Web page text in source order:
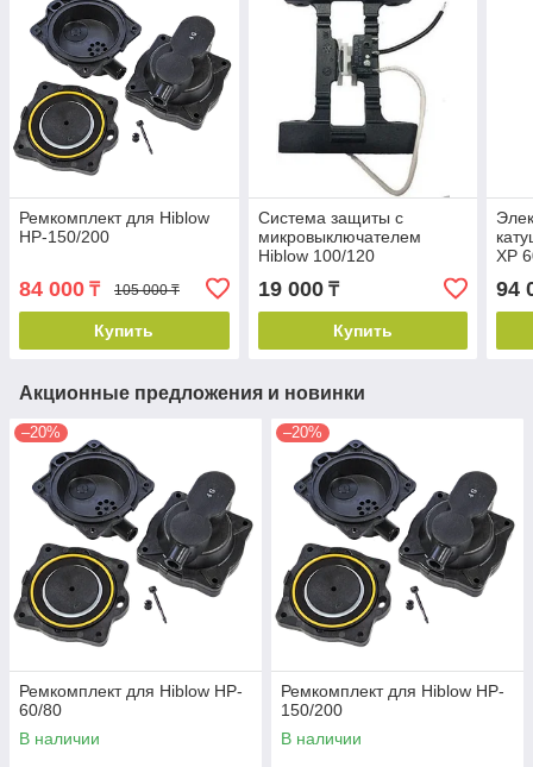
Ремкомплект для Hiblow
HP-150/200
84 000 ₸ 105 000 ₸
Купить
Система защиты с
микровыключателем
Hiblow 100/120
19 000₸
Купить
XP
94
Акционные предложения и новинки
–20%
Ремкомплект для Hiblow HP-
60/80
В наличии
–20%
Ремкомплект для Hiblow HP-
150/200
В наличии